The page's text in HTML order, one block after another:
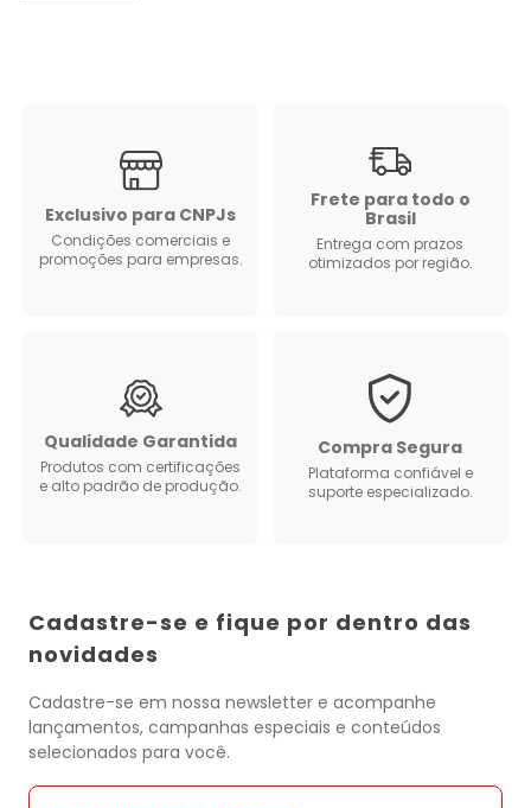
Exclusivo para CNPJs
Condições comerciais e
promoções para empresas.
Frete para todo o
Brasil
Entrega com prazos
otimizados por região.
Qualidade Garantida
Produtos com certificações
e alto padrão de produção.
Compra Segura
Plataforma confiável e
suporte especializado.
Cadastre-se e fique por dentro das
novidades
Cadastre-se em nossa newsletter e acompanhe
lançamentos, campanhas especiais e conteúdos
selecionados para você.